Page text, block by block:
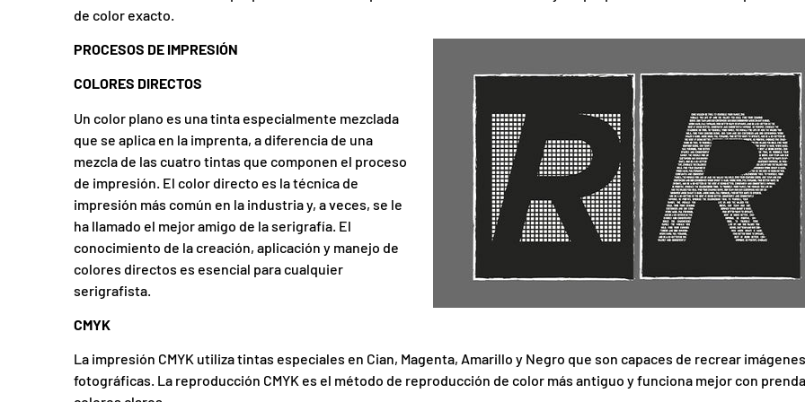
de color exacto.
PROCESOS DE IMPRESIÓN
COLORES DIRECTOS
Un color plano es una tinta especialmente mezclada
que se aplica en la imprenta, a diferencia de una
mezcla de las cuatro tintas que componen el proceso
de impresión. El color directo es la técnica de
impresión más común en la industria y, a veces, se le
ha llamado el mejor amigo de la serigrafía. El
conocimiento de la creación, aplicación y manejo de
colores directos es esencial para cualquier
serigrafista.
CMYK
La impresión CMYK utiliza tintas especiales en Cian, Magenta, Amarillo y Negro que son capaces de recrear imágenes
fotográficas. La reproducción CMYK es el método de reproducción de color más antiguo y funciona mejor con